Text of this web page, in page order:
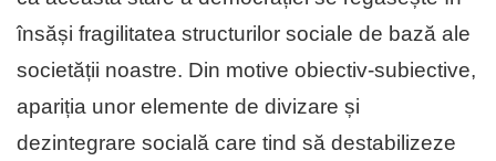
însăși fragilitatea structurilor sociale de bază ale
societății noastre. Din motive obiectiv-subiective,
apariția unor elemente de divizare și
dezintegrare socială care tind să destabilizeze